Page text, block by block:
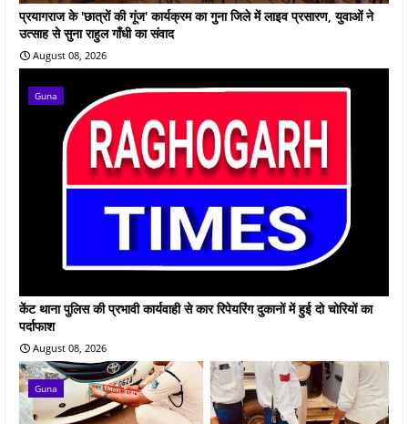
प्रयागराज के 'छात्रों की गूंज' कार्यक्रम का गुना जिले में लाइव प्रसारण, युवाओं ने
उत्साह से सुना राहुल गाँधी का संवाद
August 08, 2026
Guna
केंट थाना पुलिस की प्रभावी कार्यवाही से कार रिपेयरिंग दुकानों में हुई दो चोरियों का
पर्दाफाश
August 08, 2026
Guna